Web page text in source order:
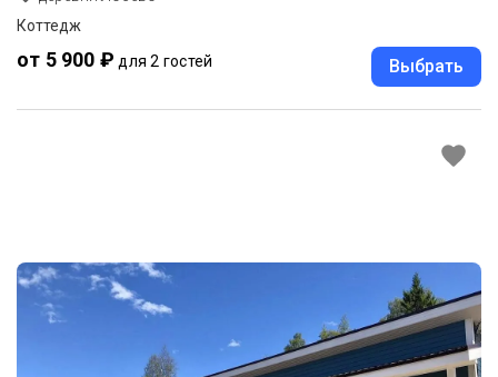
Коттедж
от 5 900 ₽ для 2 гостей Выбрать